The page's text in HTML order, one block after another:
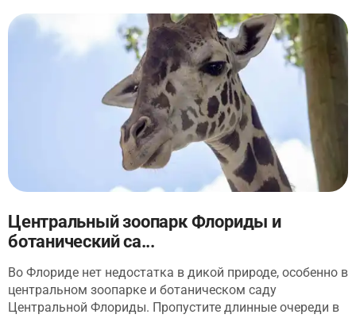
Центральный зоопарк Флориды и
ботанический са...
Во Флориде нет недостатка в дикой природе, особенно в
центральном зоопарке и ботаническом саду
Центральной Флориды. Пропустите длинные очереди в